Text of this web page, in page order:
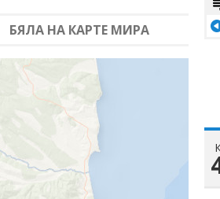
БЯЛА НА КАРТЕ МИРА